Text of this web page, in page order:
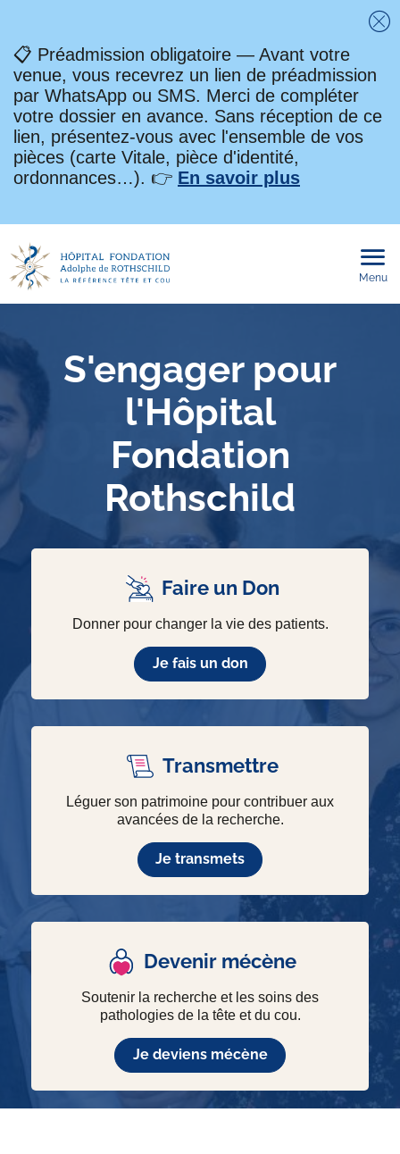
📋 Préadmission obligatoire — Avant votre
venue, vous recevrez un lien de préadmission
par WhatsApp ou SMS. Merci de compléter
votre dossier en avance. Sans réception de ce
lien, présentez-vous avec l'ensemble de vos
pièces (carte Vitale, pièce d'identité,
ordonnances…). 👉 En savoir plus
Menu
S'engager pour
l'Hôpital
Fondation
Rothschild
Faire un Don
Donner pour changer la vie des patients.
Je fais un don
Transmettre
Léguer son patrimoine pour contribuer aux
avancées de la recherche.
Je transmets
Devenir mécène
Soutenir la recherche et les soins des
pathologies de la tête et du cou.
Je deviens mécène